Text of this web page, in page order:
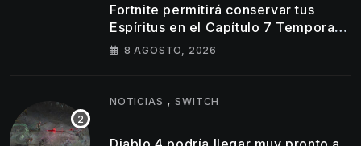
Fortnite permitirá conservar tus
Espíritus en el Capítulo 7 Temporada
4 8 AGOSTO, 2026
NOTICIAS ,SWITCH